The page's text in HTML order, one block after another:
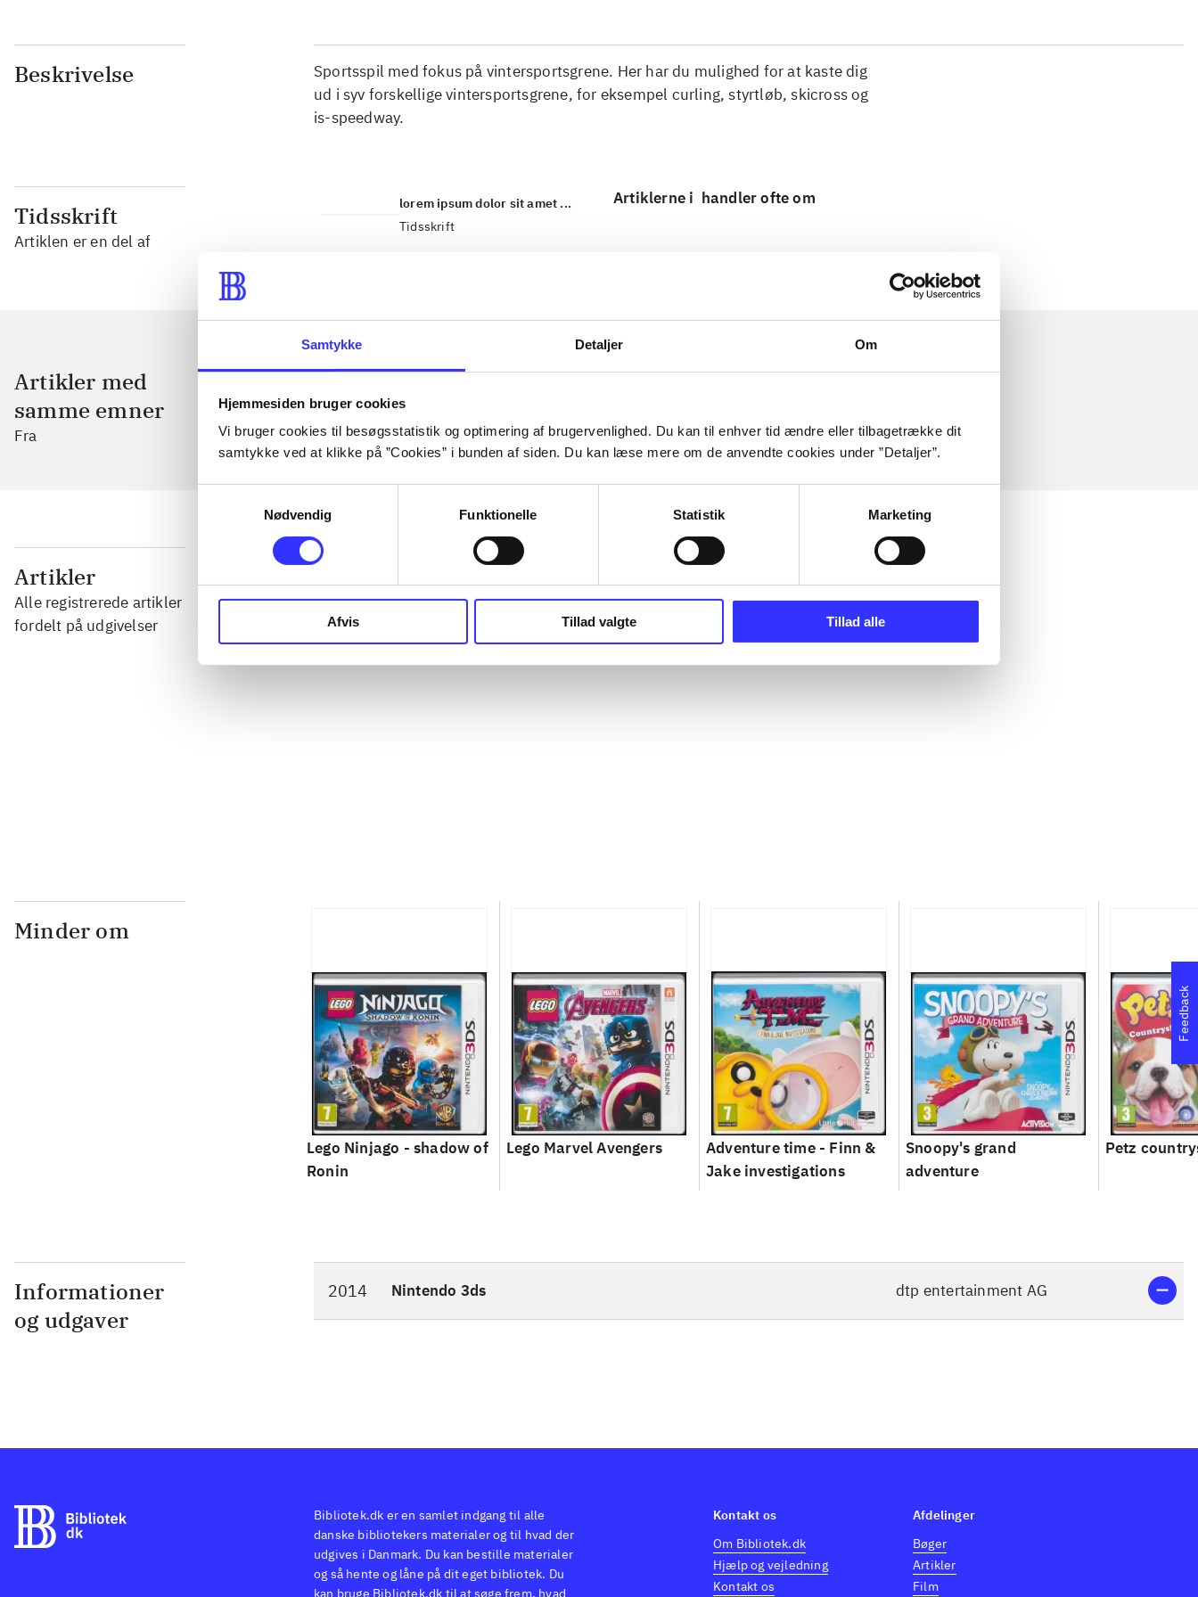
Samtykke Detaljer Om
Hjemmesiden bruger cookies
Vi bruger cookies til besøgsstatistik og optimering af brugervenlighed. Du kan til enhver tid ændre eller tilbagetrække dit
samtykke ved at klikke på ”Cookies” i bunden af siden. Du kan læse mere om de anvendte cookies under ”Detaljer”.
Nødvendig
Funktionelle Statistik Marketing
Afvis Tillad valgte Tillad alle
Beskrivelse
Sportsspil med fokus på vintersportsgrene. Her har du mulighed for at kaste dig
ud i syv forskellige vintersportsgrene, for eksempel curling, styrtløb, skicross og
is-speedway.
Tidsskrift
Artiklen er en del af
lorem ipsum dolor sit amet ...
Tidsskrift
Artiklerne i handler ofte om
Artikler med
samme emner
Fra
Artikler
Alle registrerede artikler
fordelt på udgivelser
...
Minder om
Lego Ninjago - shadow of
Ronin
Lego Marvel Avengers
Adventure time - Finn &
Jake investigations
Snoopy's grand
adventure
Petz
Informationer
og udgaver
2014 Nintendo 3ds dtp entertainment AG
Feedback
Bibliotek.dk er en samlet indgang til alle
danske bibliotekers materialer og til hvad der
udgives i Danmark. Du kan bestille materialer
og så hente og låne på dit eget bibliotek. Du
kan bruge Bibliotek.dk til at søge frem, hvad
Kontakt os
Om Bibliotek.dk
Hjælp og vejledning
Kontakt os
Afdelinger
Bøger
Artikler
Film